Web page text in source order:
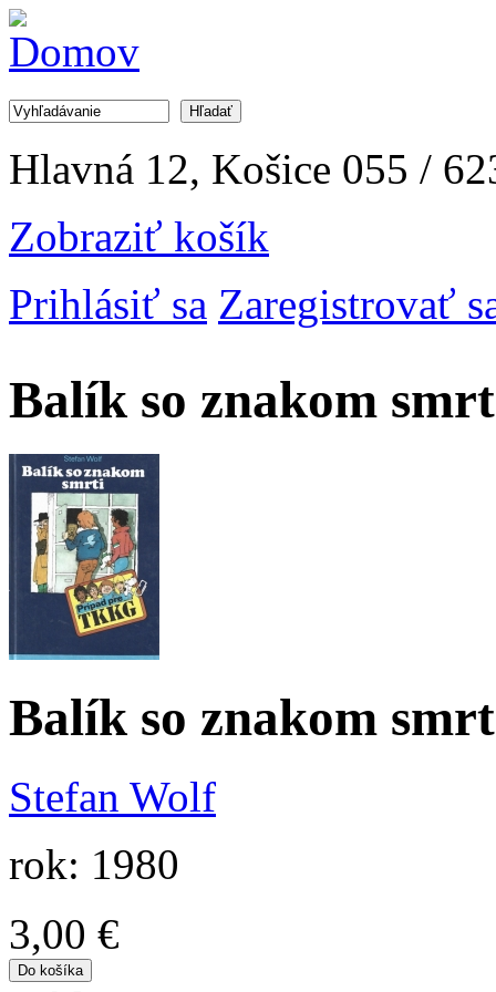
Jump to Navigation
Vyhľadávanie
Hlavná 12, Košice 055 /
Zobraziť košík
Prihlásiť sa Zaregistrovať
Balík so znakom
Balík so znakom
Stefan Wolf
rok: 1980
3,00 €